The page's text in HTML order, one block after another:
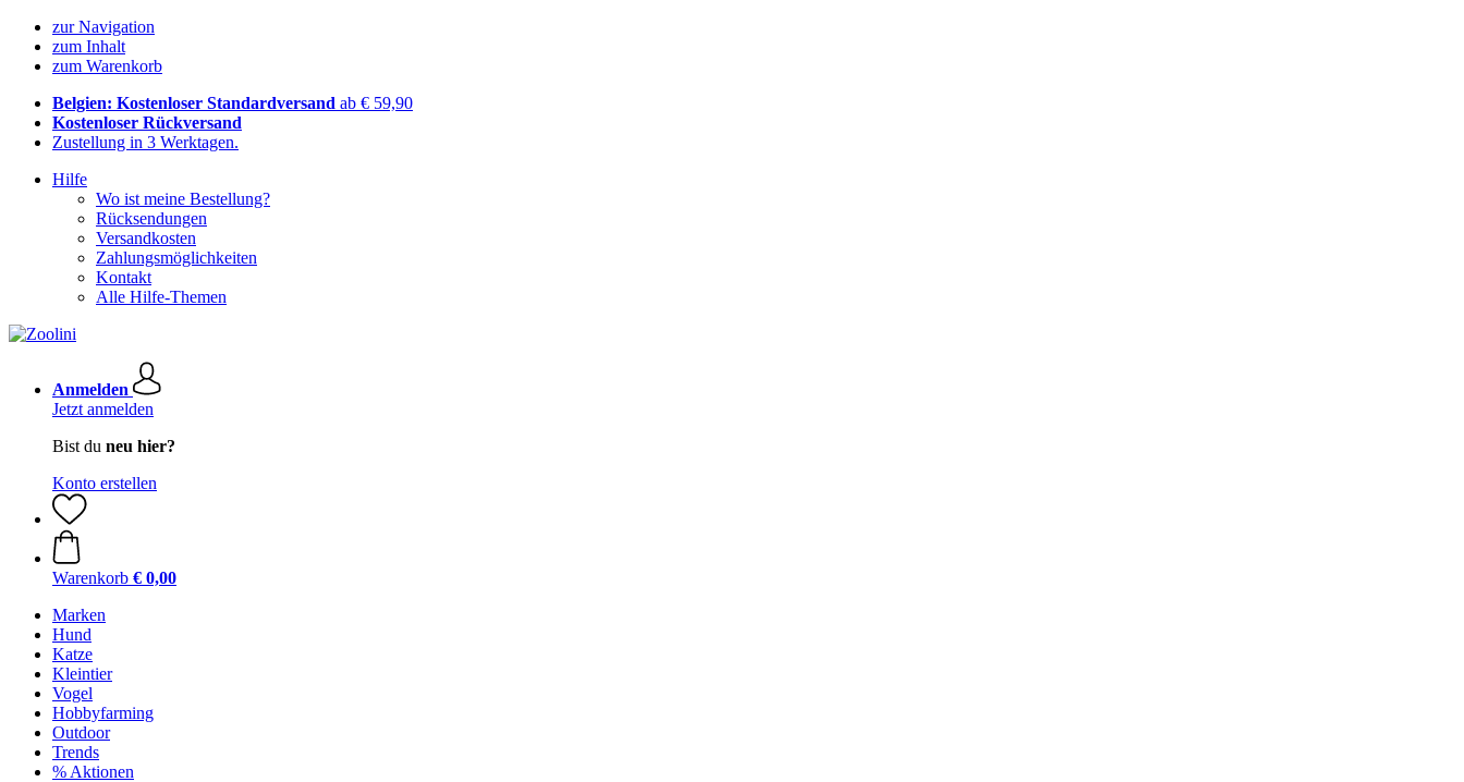
zur Navigation
zum Inhalt
zum Warenkorb
Belgien: Kostenloser Standardversand ab € 59,90
Kostenloser Rückversand
Zustellung in 3 Werktagen.
Hilfe
Wo ist meine Bestellung?
Rücksendungen
Versandkosten
Zahlungsmöglichkeiten
Kontakt
Alle Hilfe-Themen
Anmelden
Jetzt anmelden
Bist du neu hier?
Konto erstellen
Warenkorb € 0,00
Marken
Hund
Katze
Kleintier
Vogel
Hobbyfarming
Outdoor
Trends
% Aktionen